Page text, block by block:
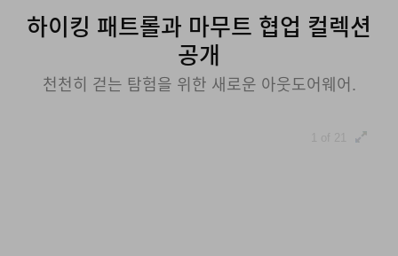
하이킹 패트롤과 마무트 협업 컬렉션
공개
천천히 걷는 탐험을 위한 새로운 아웃도어웨어.